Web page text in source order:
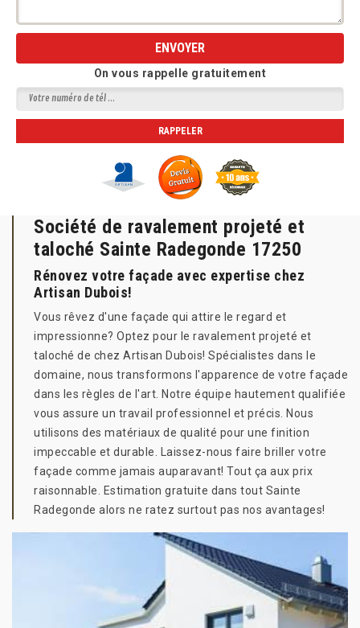
On vous rappelle gratuitement
Société de ravalement projeté et
taloché Sainte Radegonde 17250
Rénovez votre façade avec expertise chez
Artisan Dubois!
Vous rêvez d'une façade qui attire le regard et
impressionne? Optez pour le ravalement projeté et
taloché de chez Artisan Dubois! Spécialistes dans le
domaine, nous transformons l'apparence de votre façade
dans les règles de l'art. Notre équipe hautement qualifiée
vous assure un travail professionnel et précis. Nous
utilisons des matériaux de qualité pour une finition
impeccable et durable. Laissez-nous faire briller votre
façade comme jamais auparavant! Tout ça aux prix
raisonnable. Estimation gratuite dans tout Sainte
Radegonde alors ne ratez surtout pas nos avantages!